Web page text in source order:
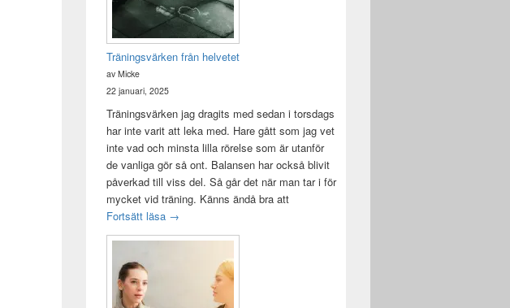
Träningsvärken från helvetet
av Micke
22 januari, 2025
Träningsvärken jag dragits med sedan i torsdags
har inte varit att leka med. Hare gått som jag vet
inte vad och minsta lilla rörelse som är utanför
de vanliga gör så ont. Balansen har också blivit
påverkad till viss del. Så går det när man tar i för
mycket vid träning. Känns ändå bra att
Fortsätt läsa Träningsvärken från helvetet
→